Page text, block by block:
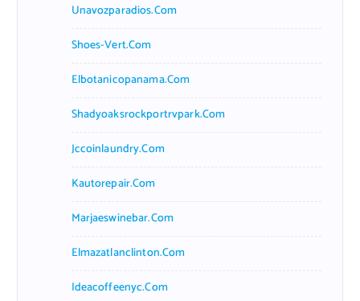
Unavozparadios.com
Shoes-Vert.com
Elbotanicopanama.com
Shadyoaksrockportrvpark.com
Jccoinlaundry.com
Kautorepair.com
Marjaeswinebar.com
Elmazatlanclinton.com
Ideacoffeenyc.com